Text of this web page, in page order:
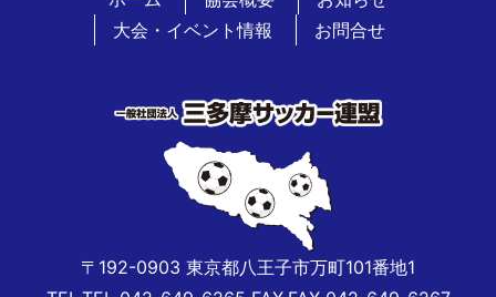
大会・イベント情報
お問合せ
〒192-0903 東京都八王子市万町101番地1